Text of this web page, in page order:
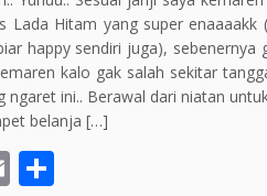
Lada Hitam yang super
happy sendiri juga),
kalo gak salah sekitar
ngaret ini.. Berawal dari niatan
belanja […]
E S